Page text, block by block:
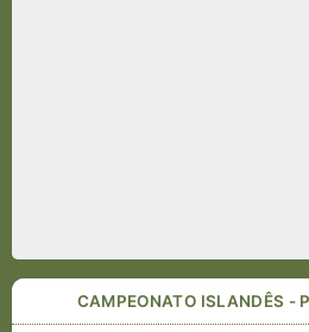
CAMPEONATO ISLANDÊS -